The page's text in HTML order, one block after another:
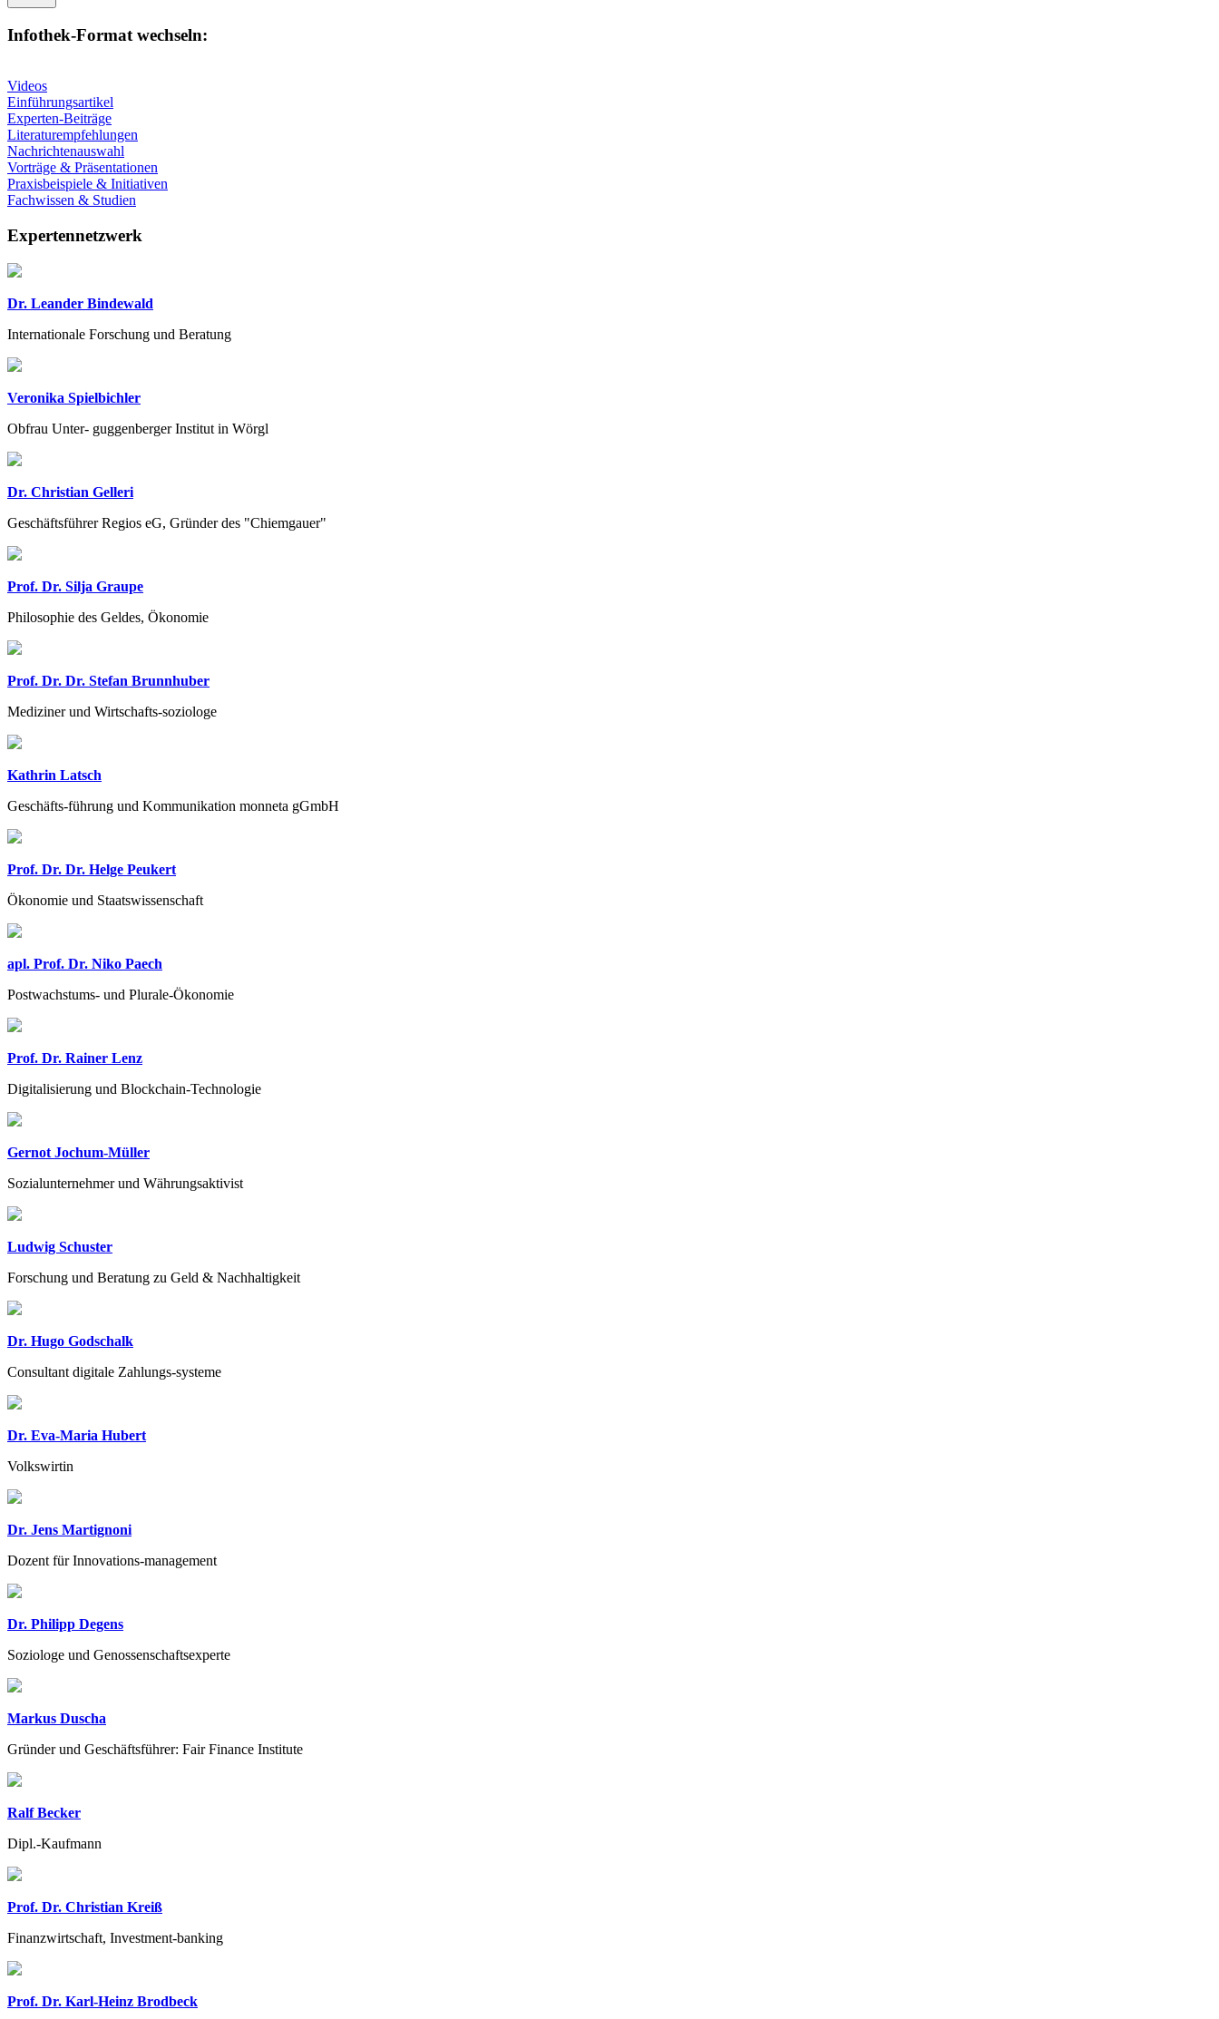
Infothek-Format wechseln:
Videos
Einführungsartikel
Experten-Beiträge
Literaturempfehlungen
Nachrichtenauswahl
Vorträge & Präsentationen
Praxisbeispiele & Initiativen
Fachwissen & Studien
Expertennetzwerk
Dr. Leander Bindewald
Internationale Forschung und Beratung
Veronika Spielbichler
Obfrau Unter- guggenberger Institut in Wörgl
Dr. Christian Gelleri
Geschäftsführer Regios eG, Gründer des "Chiemgauer"
Prof. Dr. Silja Graupe
Philosophie des Geldes, Ökonomie
Prof. Dr. Dr. Stefan Brunnhuber
Mediziner und Wirtschafts-soziologe
Kathrin Latsch
Geschäfts-führung und Kommunikation monneta gGmbH
Prof. Dr. Dr. Helge Peukert
Ökonomie und Staatswissenschaft
apl. Prof. Dr. Niko Paech
Postwachstums- und Plurale-Ökonomie
Prof. Dr. Rainer Lenz
Digitalisierung und Blockchain-Technologie
Gernot Jochum-Müller
Sozialunternehmer und Währungsaktivist
Ludwig Schuster
Forschung und Beratung zu Geld & Nachhaltigkeit
Dr. Hugo Godschalk
Consultant digitale Zahlungs-systeme
Dr. Eva-Maria Hubert
Volkswirtin
Dr. Jens Martignoni
Dozent für Innovations-management
Dr. Philipp Degens
Soziologe und Genossenschaftsexperte
Markus Duscha
Gründer und Geschäftsführer: Fair Finance Institute
Ralf Becker
Dipl.-Kaufmann
Prof. Dr. Christian Kreiß
Finanzwirtschaft, Investment-banking
Prof. Dr. Karl-Heinz Brodbeck